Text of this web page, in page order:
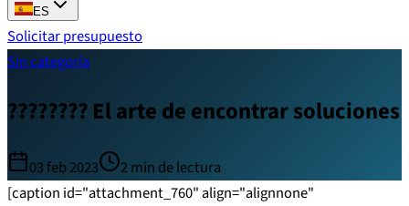
ES
Solicitar presupuesto
Sin categoría
???????? El arte de encontrar soluciones
03 feb 2023 2min de lectura
[caption id="attachment_760" align="alignnone"